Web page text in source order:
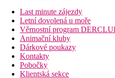
Vzdálenosti
55 km
Vzdálenost od nejbližšího
300 m
Last minute zájezdy
Letní dovolená u moře
Věrnostní program
Animační kluby
Dárkové poukazy
Kontakty
Pobočky
Klientská sekce